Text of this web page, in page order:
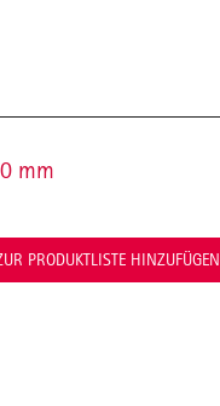
mm
PRODUKTLISTE HINZUFÜGEN